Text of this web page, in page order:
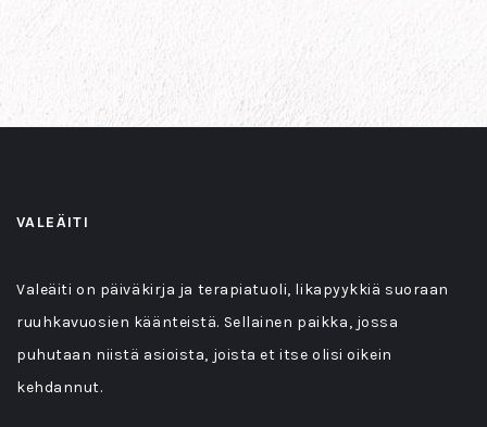
VALEÄITI
Valeäiti on päiväkirja ja terapiatuoli, likapyykkiä suoraan
ruuhkavuosien käänteistä. Sellainen paikka, jossa
puhutaan niistä asioista, joista et itse olisi oikein
kehdannut.